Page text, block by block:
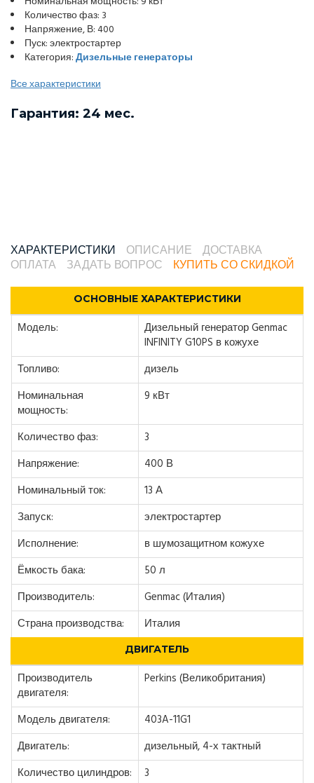
Количество фаз: 3
Напряжение, В: 400
Пуск: электростартер
Категория:Дизельные генераторы
Все характеристики
Гарантия: 24 мес.
ХАРАКТЕРИСТИКИ ОПИСАНИЕ
ДОСТАВКА
ОПЛАТА
ЗАДАТЬ ВОПРОС КУПИТЬ СО СКИДКОЙ
ОСНОВНЫЕ ХАРАКТЕРИСТИКИ
Модель:
Дизельный генератор Genmac
INFINITY G10PS в кожухе
Топливо:
дизель
Номинальная
мощность:
9 кВт
Количество фаз:
3
Напряжение:
400 В
Номинальный ток:
13 А
Запуск:
электростартер
Исполнение:
в шумозащитном кожухе
Ёмкость бака:
50 л
Производитель:
Genmac (Италия)
Страна производства:
Италия
ДВИГАТЕЛЬ
Производитель
двигателя:
Perkins (Великобритания)
Модель двигателя:
403A-11G1
Двигатель:
дизельный, 4-х тактный
Количество цилиндров:
3